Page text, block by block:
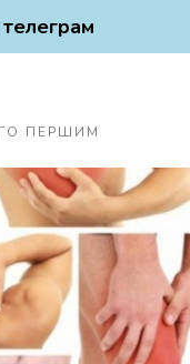
ПЕРШИМ